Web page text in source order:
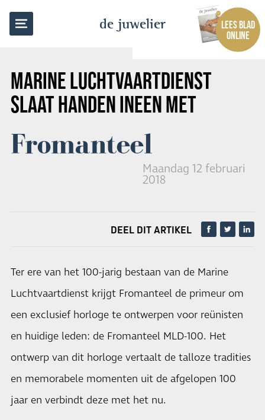
de juwelier
LEES BLAD
ONLINE
MARINE LUCHTVAARTDIENST
SLAAT HANDEN INEEN MET
Fromanteel
Maandag 12 februari
2018
TERUG NAAR OVERZICHT
DEEL DIT ARTIKEL
Ter ere van het 100-jarig bestaan van de Marine
Luchtvaartdienst krijgt Fromanteel de primeur om
een exclusief horloge te ontwerpen voor reünisten
en huidige leden: de Fromanteel MLD-100. Het
ontwerp van dit horloge vertaalt de talloze tradities
en memorabele momenten uit de afgelopen 100
jaar en verbindt deze met het nu.